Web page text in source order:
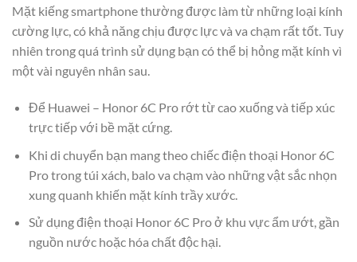
Mặt kiếng smartphone thường được làm từ những loại kính
cường lực, có khả năng chịu được lực và va chạm rất tốt. Tuy
nhiên trong quá trình sử dụng bạn có thể bị hỏng mặt kính vì
một vài nguyên nhân sau.
Để Huawei – Honor 6C Pro rớt từ cao xuống và tiếp xúc
trực tiếp với bề mặt cứng.
Khi di chuyển bạn mang theo chiếc điện thoại Honor 6C
Pro trong túi xách, balo va chạm vào những vật sắc nhọn
xung quanh khiến mặt kính trầy xước.
Sử dụng điện thoại Honor 6C Pro ở khu vực ẩm ướt, gần
nguồn nước hoặc hóa chất độc hại.